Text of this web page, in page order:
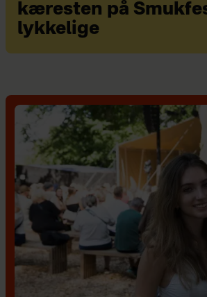
kæresten på
lykkelige